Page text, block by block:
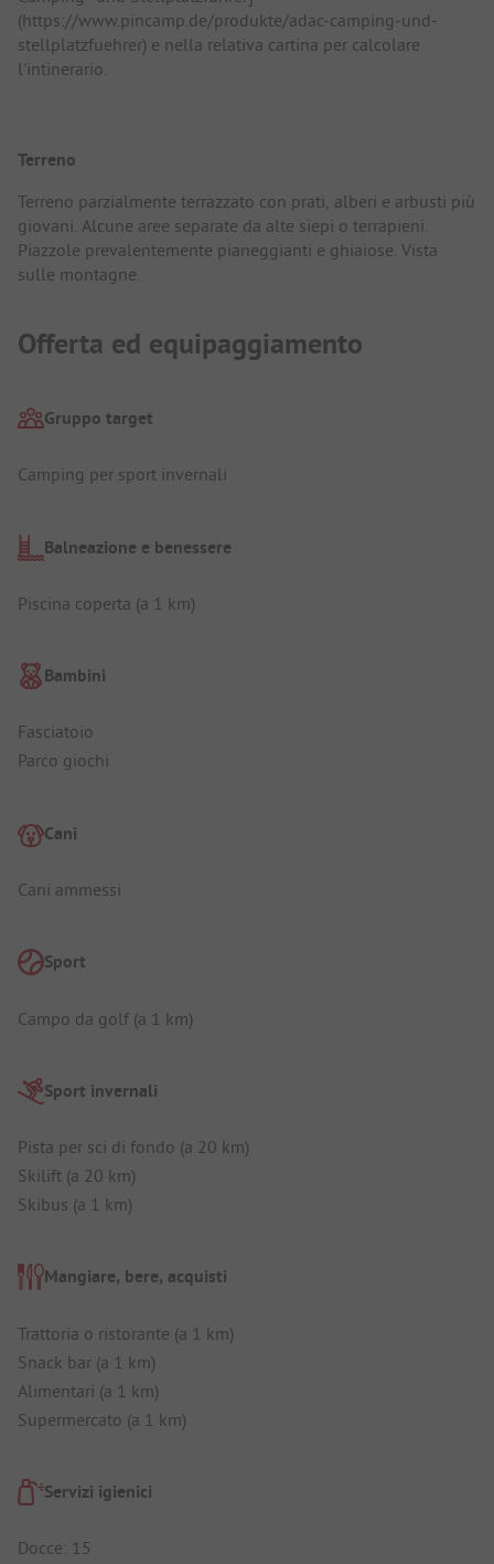
(https://www.pincamp.de/produkte/adac-camping-und-
stellplatzfuehrer) e nella relativa cartina per calcolare
l'intinerario.
Terreno
Terreno parzialmente terrazzato con prati, alberi e arbusti più
giovani. Alcune aree separate da alte siepi o terrapieni.
Piazzole prevalentemente pianeggianti e ghiaiose. Vista
sulle montagne.
Offerta ed equipaggiamento
Gruppo target
Camping per sport invernali
Balneazione e benessere
Piscina coperta (a 1 km)
Bambini
Fasciatoio
Parco giochi
Cani
Cani ammessi
Sport
Campo da golf (a 1 km)
Sport invernali
Pista per sci di fondo (a 20 km)
Skilift (a 20 km)
Skibus (a 1 km)
Mangiare, bere, acquisti
Trattoria o ristorante (a 1 km)
Snack bar (a 1 km)
Alimentari (a 1 km)
Supermercato (a 1 km)
Servizi igienici
Docce: 15